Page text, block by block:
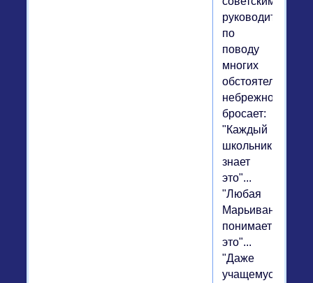
руководителями,
по
поводу
многих
обстоятельств
небрежно
бросает:
"Каждый
школьник
знает
это"...
"Любая
Марьиванна
понимает
это"...
"Даже
учащемуся